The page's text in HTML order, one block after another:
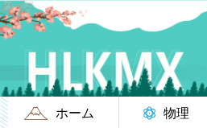
ホーム 物理